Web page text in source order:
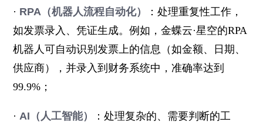
· RPA（机器人流程自动化）
：处理重复性工作，
如发票录入、凭证生成。例如，金蝶云·星空的RPA
机器人可自动识别发票上的信息（如金额、日期、
供应商），并录入到财务系统中，准确率达到
99.9%；
·AI（人工智能）
：处理复杂的、需要判断的工